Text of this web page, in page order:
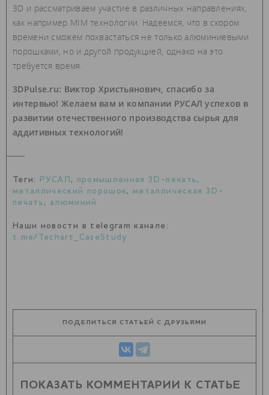
3D и рассматриваем участие в различных направлениях,
как например MIM технологии. Надеемся, что в скором
времени сможем похвастаться не только алюминиевыми
порошками, но и другой продукцией, однако на это
требуется время.
3DPulse.ru: Виктор Христьянович, спасибо за
интервью! Желаем вам и компании РУСАЛ успехов в
развитии отечественного производства сырья для
аддитивных технологий!
Теги: РУСАЛ , промышленная 3D-печать ,
металлический порошок, металлическая 3D-
печать , алюминий
Наши новости в telegram канале:
t.me/Techart_CaseStudy
ПОДЕЛИТЬСЯ СТАТЬЕЙ С ДРУЗЬЯМИ
ПОКАЗАТЬ КОММЕНТАРИИ К СТАТЬЕ